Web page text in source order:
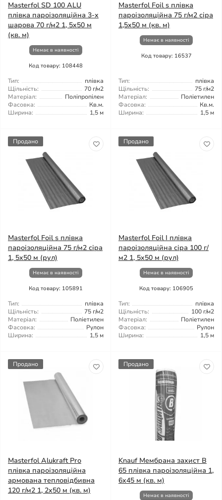
Masterfol SD 100 ALU
плівка пароізоляційна 3-х
шарова 70 г/м2 1, 5x50 м
(кв. м)
Немає в наявності
Код товару: 108448
Тип:
плівка
Щільність:
70 г/м2
Матеріал:
Поліпропілен
Фасовка:
Кв.м.
Ширина:
1,5 м
Masterfol Foil s плівка
пароізоляційна 75 г/м2 сіра
1,5x50 м (кв. м)
Немає в наявності
Код товару: 16537
Тип:
плівка
Щільність:
75 г/м2
Матеріал:
Поліетилен
Фасовка:
Кв.м.
Ширина:
1,5 м
Продано
Masterfol Foil s плівка
пароізоляційна 75 г/м2 сіра
1, 5x50 м (рул)
Немає в наявності
Код товару: 105891
Тип:
плівка
Щільність:
75 г/м2
Матеріал:
Поліетилен
Фасовка:
Рулон
Ширина:
1,5 м
Продано
Masterfol Foil I плівка
пароізоляційна сіра 100 г/
м2 1, 5x50 м (рул)
Немає в наявності
Код товару: 106905
Тип:
плівка
Щільність:
100 г/м2
Матеріал:
Поліетилен
Фасовка:
Рулон
Ширина:
1,5 м
Продано
Masterfol Alukraft Pro
плівка пароізоляційна
армована тепловідбивна
120 г/м2 1, 2x50 м (кв. м)
Продано
Knauf Мембрана захист B
65 плівка пароізоляційна 1,
6x45 м (кв. м)
Немає в наявності